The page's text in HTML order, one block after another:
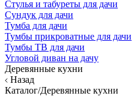
Стулья и табуреты для дачи
Сундук для дачи
Тумба для дачи
Тумбы прикроватные для дачи
Тумбы ТВ для дачи
Угловой диван на дачу
Деревянные кухни
Назад
Каталог/Деревянные кухни